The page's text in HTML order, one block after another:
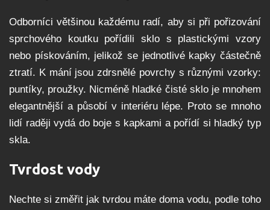
Odborníci většinou každému radí, aby si při pořizování
sprchového koutku pořídili sklo s plastickými vzory
nebo pískováním, jelikož se jednotlivé kapky částečně
ztratí. K mání jsou zdrsnělé povrchy s různými vzorky:
puntíky, proužky. Nicméně hladké čisté sklo je mnohem
elegantnější a působí v interiéru lépe. Proto se mnoho
lidí raději vydá do boje s kapkami a pořídí si hladký typ
skla.
Tvrdost vody
Nechte si změřit jak tvrdou máte doma vodu, podle toho